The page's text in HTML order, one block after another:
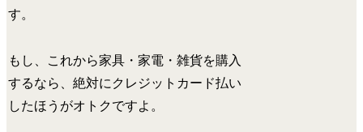
す。
もし、これから家具・家電・雑貨を購入
するなら、絶対にクレジットカード払い
したほうがオトクですよ。